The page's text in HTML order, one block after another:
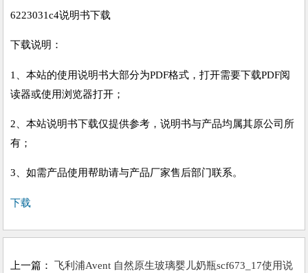
6223031c4说明书下载
下载说明：
1、本站的使用说明书大部分为PDF格式，打开需要下载PDF阅
读器或使用浏览器打开；
2、本站说明书下载仅提供参考，说明书与产品均属其原公司所
有；
3、如需产品使用帮助请与产品厂家售后部门联系。
下载
上一篇：飞利浦Avent 自然原生玻璃婴儿奶瓶scf673_17使用说